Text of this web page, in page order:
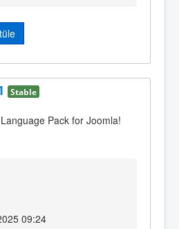
Stable
Pack for Joomla!
09:24